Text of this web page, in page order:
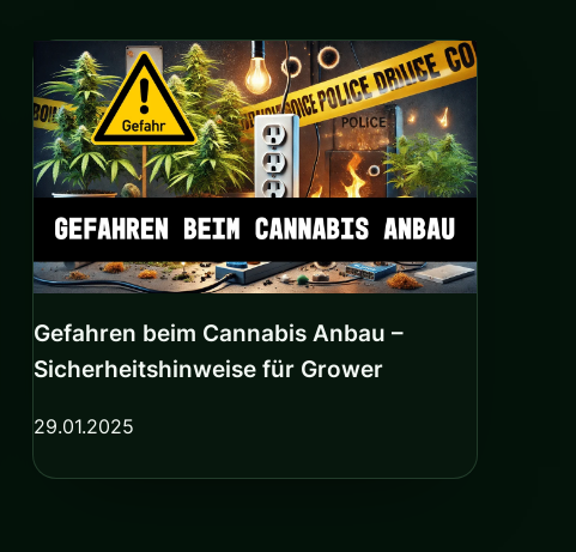
Gefahren beim Cannabis Anbau –
Sicherheitshinweise für Grower
29.01.2025